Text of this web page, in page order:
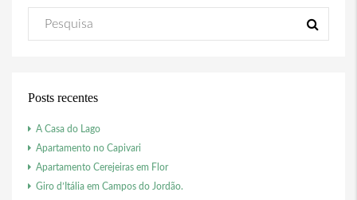
Posts recentes
A Casa do Lago
Apartamento no Capivari
Apartamento Cerejeiras em Flor
Giro d’Itália em Campos do Jordão.